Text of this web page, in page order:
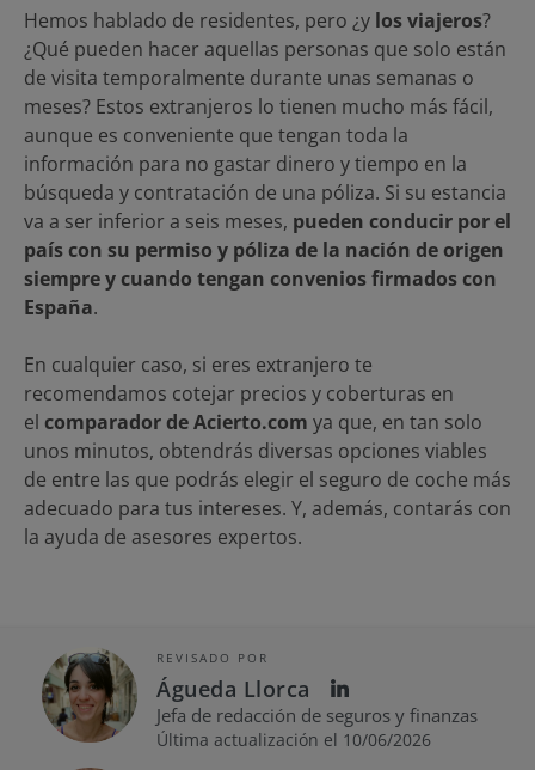
Hemos hablado de residentes, pero ¿y los viajeros?
¿Qué pueden hacer aquellas personas que solo están
de visita temporalmente durante unas semanas o
meses? Estos extranjeros lo tienen mucho más fácil,
aunque es conveniente que tengan toda la
información para no gastar dinero y tiempo en la
búsqueda y contratación de una póliza. Si su estancia
va a ser inferior a seis meses, pueden conducir por el
país con su permiso y póliza de la nación de origen
siempre y cuando tengan convenios firmados con
España.
En cualquier caso, si eres extranjero te
recomendamos cotejar precios y coberturas en
el comparador de Acierto.com ya que, en tan solo
unos minutos, obtendrás diversas opciones viables
de entre las que podrás elegir el seguro de coche más
adecuado para tus intereses. Y, además, contarás con
la ayuda de asesores expertos.
REVISADO POR
Águeda Llorca
Jefa de redacción de seguros y finanzas
Última actualización el 10/06/2026